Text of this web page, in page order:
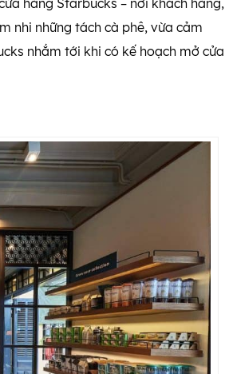
hàng Starbucks – nơi khách hàng,
nhi những tách cà phê, vừa cảm
nhắm tới khi có kế hoạch mở cửa